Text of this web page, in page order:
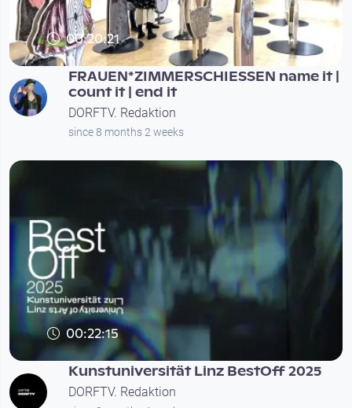
00:20:21
FRAUEN*ZIMMERSCHIESSEN name it |
count it | end it
DORFTV. Redaktion
since 8 months 2 weeks
00:22:15
Kunstuniversität Linz BestOff 2025
DORFTV. Redaktion